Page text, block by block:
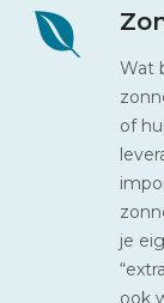
Wat
of
je
ook